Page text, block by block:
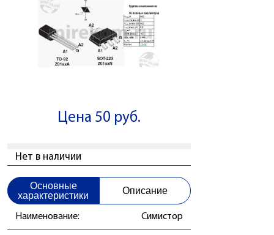
Цена 50 руб.
Нет в наличии
Основные
характеристики
Описание
Наименование: Симистор